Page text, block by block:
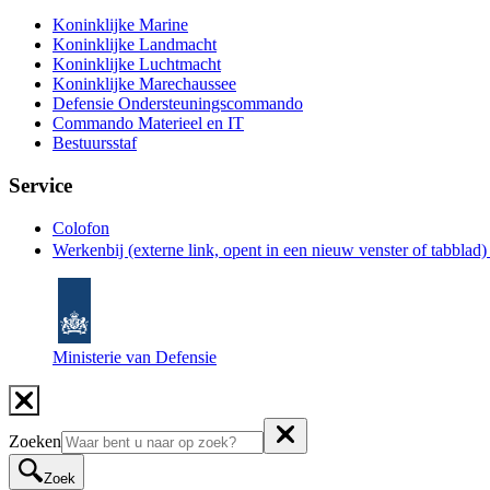
Koninklijke Marine
Koninklijke Landmacht
Koninklijke Luchtmacht
Koninklijke Marechaussee
Defensie Ondersteuningscommando
Commando Materieel en IT
Bestuursstaf
Service
Colofon
Werkenbij (externe link, opent in een nieuw venster of tabblad)
Ministerie van Defensie
Zoeken
Zoek